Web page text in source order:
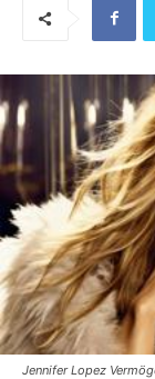
Jennifer Lopez